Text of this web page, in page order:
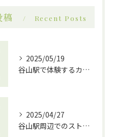
稿 Recent Posts
2025/05/19
谷山駅で体験するカッサとアロマオイルの相乗効果！究極のリラクゼーションへ
2025/04/27
谷山駅周辺でのストレス解消に最適！効果的なドライヘッドスパの魅力